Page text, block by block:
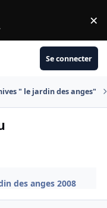
. ×
Se connecter
" le jardin des anges"
des anges 2008